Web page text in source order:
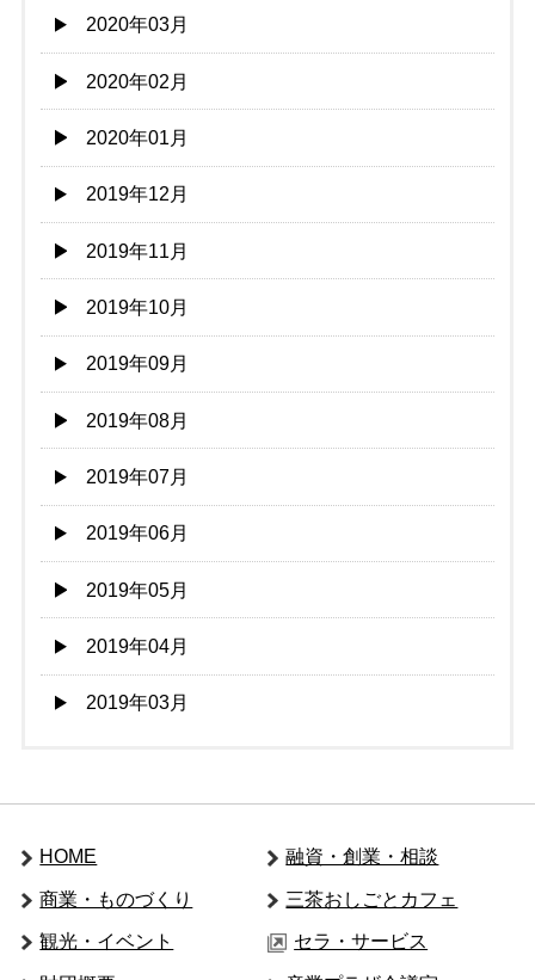
2020年03月
2020年02月
2020年01月
2019年12月
2019年11月
2019年10月
2019年09月
2019年08月
2019年07月
2019年06月
2019年05月
2019年04月
2019年03月
HOME 融資・創業・相談
商業・ものづくり 三茶おしごとカフェ
観光・イベント セラ・サービス